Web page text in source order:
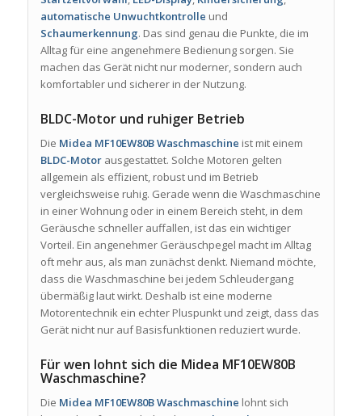
automatische Unwuchtkontrolle und
Schaumerkennung. Das sind genau die Punkte, die im
Alltag für eine angenehmere Bedienung sorgen. Sie
machen das Gerät nicht nur moderner, sondern auch
komfortabler und sicherer in der Nutzung.
BLDC-Motor und ruhiger Betrieb
Die Midea MF10EW80B Waschmaschine ist mit einem
BLDC-Motorausgestattet. Solche Motoren gelten
allgemein als effizient, robust und im Betrieb
vergleichsweise ruhig. Gerade wenn die Waschmaschine
in einer Wohnung oder in einem Bereich steht, in dem
Geräusche schneller auffallen, ist das ein wichtiger
Vorteil. Ein angenehmer Geräuschpegel macht im Alltag
oft mehr aus, als man zunächst denkt. Niemand möchte,
dass die Waschmaschine bei jedem Schleudergang
übermäßig laut wirkt. Deshalb ist eine moderne
Motorentechnik ein echter Pluspunkt und zeigt, dass das
Gerät nicht nur auf Basisfunktionen reduziert wurde.
Für wen lohnt sich die Midea MF10EW80B
Waschmaschine?
Die Midea MF10EW80B Waschmaschine lohnt sich